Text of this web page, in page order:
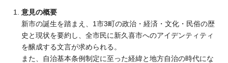
意見の概要
新市の誕生を踏まえ、1市3町の政治・経済・文化・民俗の歴
史と現状を要約し、全市民に新久喜市へのアイデンティティ
を醸成する文言が求められる。
また、自治基本条例制定に至った経緯と地方自治の時代にな